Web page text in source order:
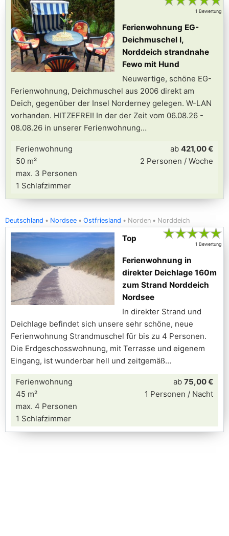
1 Bewertung
Ferienwohnung EG-
Deichmuschel I,
Norddeich strandnahe
Fewo mit Hund
Neuwertige, schöne EG-
Ferienwohnung, Deichmuschel aus 2006 direkt am
Deich, gegenüber der Insel Norderney gelegen. W-LAN
vorhanden. HITZEFREI! In der der Zeit vom 06.08.26 -
08.08.26 in unserer Ferienwohnung
Ferienwohnung
50 m²
max. 3 Personen
1 Schlafzimmer
ab 421,00 €
2 Personen / Woche
Deutschland Nordsee Ostfriesland Norden Norddeich
★★★★★
1 Bewertung
Top
Ferienwohnung in
direkter Deichlage 160m
zum Strand Norddeich
Nordsee
In direkter Strand und
Deichlage befindet sich unsere sehr schöne, neue
Ferienwohnung Strandmuschel für bis zu 4 Personen.
Die Erdgeschosswohnung, mit Terrasse und eigenem
Eingang, ist wunderbar hell und zeitgemäß
Ferienwohnung
45 m²
max. 4 Personen
1 Schlafzimmer
ab 75,00 €
1 Personen / Nacht